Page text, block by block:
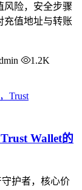
风险，安全步骤
充值地址与转账
1.2K
Wallet的
守护者，核心价